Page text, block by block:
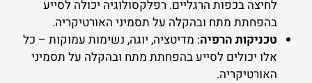
לחיצה בכפות הרגליים. רפלקסולוגיה יכולה לסייע
בהפחתת מתח ובהקלה על תסמיני האורטיקריה.
טכניקות הרפיה: מדיטציה, יוגה, נשימות עמוקות – כל
אלו יכולים לסייע בהפחתת מתח ובהקלה על תסמיני
האורטיקריה.